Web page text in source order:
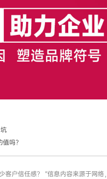
吗？
客户信任感？ ”信息内容来源于网